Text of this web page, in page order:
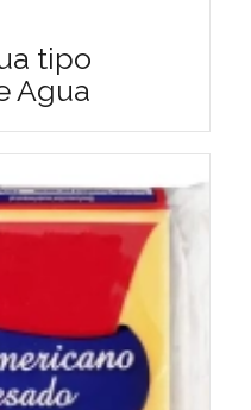
tipo
Agua